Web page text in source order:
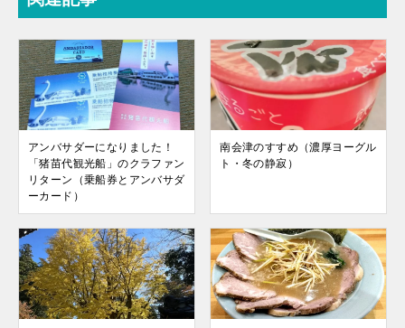
アンバサダーになりました！
「猪苗代観光船」のクラファン
リターン（乗船券とアンバサダ
ーカード）
南会津のすすめ（濃厚ヨーグル
ト・冬の静寂）